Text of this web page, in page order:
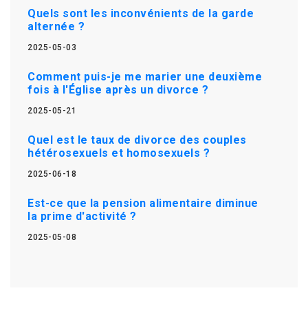
Quels sont les inconvénients de la garde
alternée ?
2025-05-03
Comment puis-je me marier une deuxième
fois à l'Église après un divorce ?
2025-05-21
Quel est le taux de divorce des couples
hétérosexuels et homosexuels ?
2025-06-18
Est-ce que la pension alimentaire diminue
la prime d'activité ?
2025-05-08